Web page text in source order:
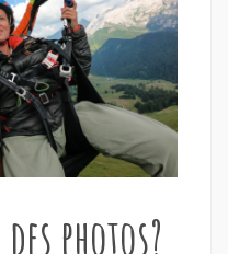
photos?